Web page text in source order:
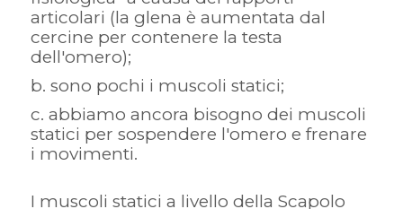
articolari (la glena è aumentata dal
cercine per contenere la testa
dell'omero);
sono pochi i muscoli statici;
abbiamo ancora bisogno dei muscoli
statici per sospendere l'omero e frenare
i movimenti.
I muscoli statici a livello della Scapolo